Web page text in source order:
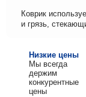
Коврик
и грязь,
Низкие цены
Мы всегда
держим
конкурентные
цены